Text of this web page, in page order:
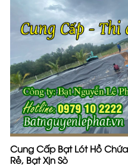
Cung Cấp Bạt Lót Hồ
Rẻ, Bạt Xịn Sò
Kết nối với chúng tôi